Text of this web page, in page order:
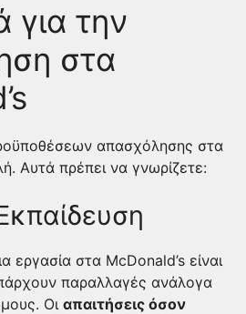
για την
στα
απασχόλησης στα
Αυτά πρέπει να γνωρίζετε:
εργασία στα McDonald’s είναι
παραλλαγές ανάλογα
Οι απαιτήσεις όσον